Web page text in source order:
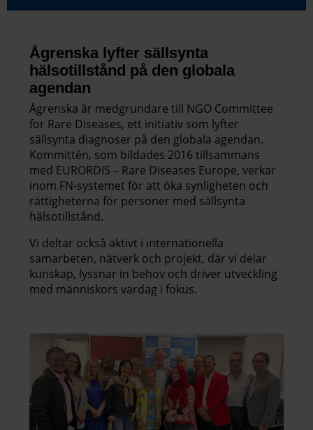
Ågrenska lyfter sällsynta
hälsotillstånd på den globala
agendan
Ågrenska är medgrundare till NGO Committee
for Rare Diseases, ett initiativ som lyfter
sällsynta diagnoser på den globala agendan.
Kommittén, som bildades 2016 tillsammans
med EURORDIS – Rare Diseases Europe, verkar
inom FN-systemet för att öka synligheten och
rättigheterna för personer med sällsynta
hälsotillstånd.
Vi deltar också aktivt i internationella
samarbeten, nätverk och projekt, där vi delar
kunskap, lyssnar in behov och driver utveckling
med människors vardag i fokus.